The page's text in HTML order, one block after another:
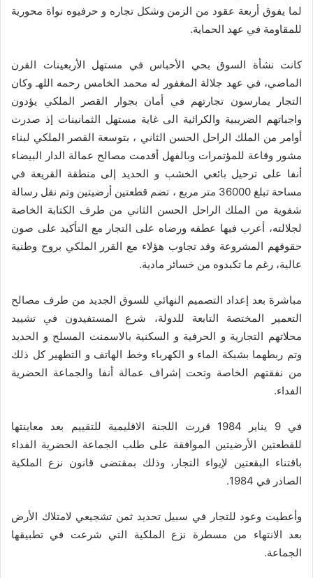
لما يفوق أربعة عقود من الزمن وشكل تجاره و حرفيوه نواة محورية
للمقاومة في عهد الحماية.
كانت نشأة السوق بحي الأحباس في مستهل الأربعينات القرن
الماضي، في عهد جلالة المغفور له محمد الخامس رحمه اللهـ وكان
التجار يمارسون تجارتهم في أمان بجوار القصر الملكي يؤدون
واجباتهم الضريبية والكرائية الى غاية مستهل الثمانينات إذ صدرت
أوامر من الملك الراحل الحسن الثاني ، بتوسعة القصر الملكي لبناء
مشور وقاعة للمؤتمرات وبالفهل أقدمت مصالح عمالة الدار البيضاء
أنفا على ترحيل بائعي الخشب و الحديد إلى منطقة القريعة في
مساحة تبلغ 36000 متر مربع ، تضم قطعتين أرضيتين وتم نقل رسالة
شفوية من الملك الراحل الحسن الثاني من طرف الكتابة الخاصة
لجلالته، أعرب فيها عطفه ورضاه على التجار مع التأكيد على صون
حقوقهم المشروعة وقد تجاوب هؤلاء مع القرر الملكي بروح وطنية
عالية، رغم ما تكبدوه من خسائر مادية.
مباشرة بعد إعداد التصميم النهائي للسوق الجديد من طرف مصالح
التعمير المختصة التابعة للدولة، شرع المستفيدون في تشييد
محلاتهم التجارية و الحرفية و السكنية بالاسمنت المسلح و الحديد
وتم ربطهما بشبكة الماء و الكهرباء وخط الهاتف و التطهير كل ذلك
من نفقتهم الخاصة وتحت إشراف عمالة أنفا والجماعة الحضرية
الفداء.
في 9 يناير 1984 قررت اللجنة الاقليمية للتقييم بعد معاينتها
للقطعتين الأرضيتين الموافقة على طلب الجماعة الحضرية الفداء
باقتناء البقعتين لإيواء التجار، وذلك بمقتضى قانون نزع الملكية
الصادر في 1984.
وأعطيت وعود للتجار في سبيل تحديد ثمن تشجيعي لامتلاك الأرض
بعد الانتهاء من مسطرة نزع الملكية التي شرعت في تطبيقها
الجماعة.